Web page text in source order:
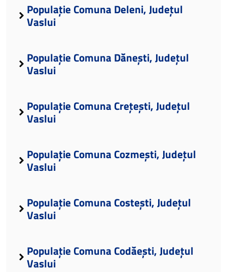
Populație Comuna Deleni, Județul
Vaslui
Populație Comuna Dănești, Județul
Vaslui
Populație Comuna Crețești, Județul
Vaslui
Populație Comuna Cozmești, Județul
Vaslui
Populație Comuna Costești, Județul
Vaslui
Populație Comuna Codăești, Județul
Vaslui